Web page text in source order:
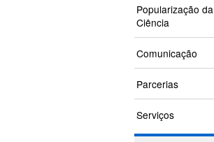
Popularização da
Ciência
Comunicação
Parcerias
Serviços